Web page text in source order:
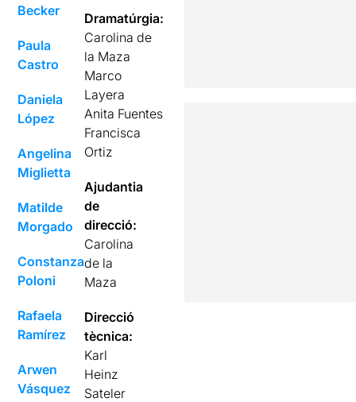
Becker
Paula
Castro
Daniela
López
Angelina
Miglietta
Matilde
Morgado
Constanza
Poloni
Rafaela
Ramírez
Arwen
Vásquez
Dramatúrgia:
Carolina de
la Maza
Marco
Layera
Anita Fuentes
Francisca
Ortiz
Ajudantia
de
direcció:
Carolina
de la
Maza
Direcció
tècnica:
Karl
Heinz
Sateler